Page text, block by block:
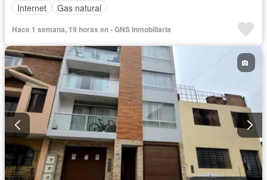
Internet
Gas natural
Hace 1 semana, 19 horas en - GNS Inmobiliaria